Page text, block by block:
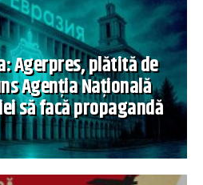
Agerpres, plătită de
Agenția Națională
să facă propagandă